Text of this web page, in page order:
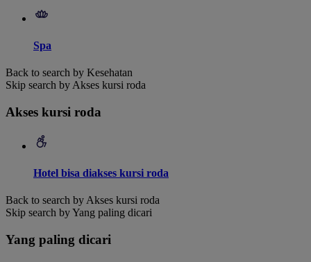
Spa
Back to search by Kesehatan
Skip search by Akses kursi roda
Akses kursi roda
Hotel bisa diakses kursi roda
Back to search by Akses kursi roda
Skip search by Yang paling dicari
Yang paling dicari